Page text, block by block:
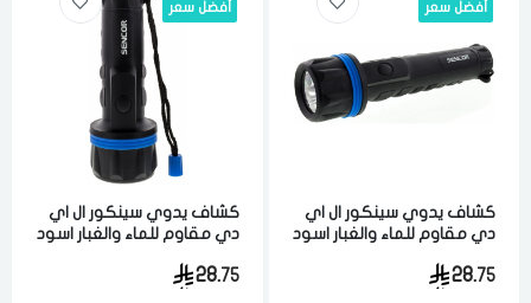
أفضل سعر
كشاف يدوي سينكور ال اي
دي مقاوم للماء والغبار اسود
28.75
أفضل سعر
كشاف يدوي سينكور ال اي
دي مقاوم للماء والغبار اسود
28.75